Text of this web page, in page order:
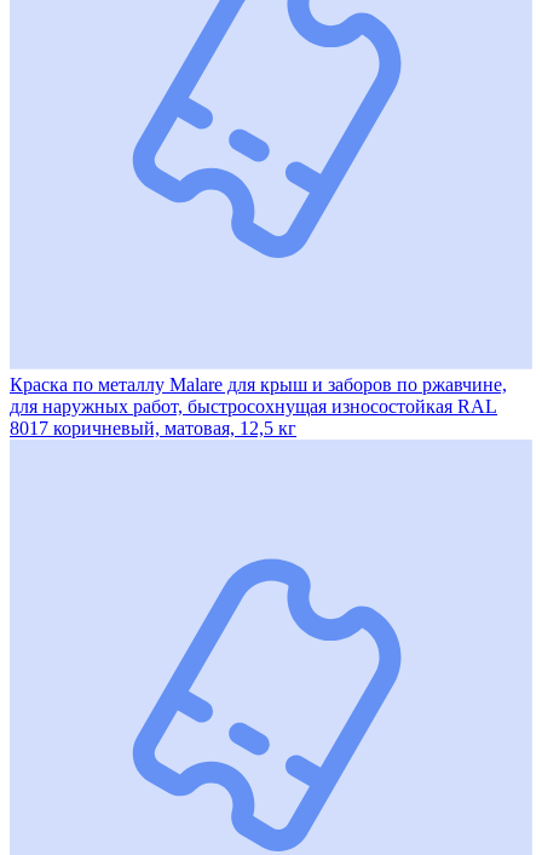
Краска по металлу Malare для крыш и заборов по ржавчине,
для наружных работ, быстросохнущая износостойкая RAL
8017 коричневый, матовая, 12,5 кг